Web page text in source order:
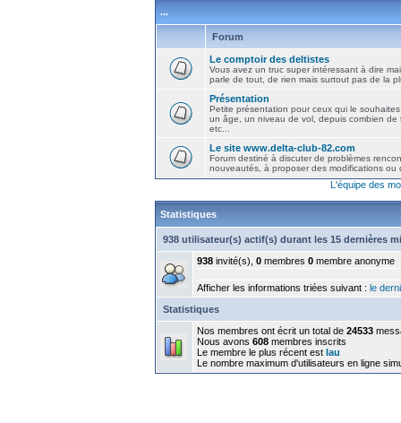
...
Forum
Le comptoir des deltistes
Vous avez un truc super intéressant à dire
parle de tout, de rien mais surtout pas de la
Présentation
Petite présentation pour ceux qui le
un âge, un niveau de vol, depuis combien de
etc...
Le site www.delta-club-82.com
Forum destiné à discuter de problèmes
nouveautés, à proposer des modifications ou
L'équipe des
Statistiques
938 utilisateur(s) actif(s) durant les 15 dernières
938 invité(s), 0 membres 0 membre anonyme
Afficher les informations triées suivant : le
Statistiques
Nos membres ont écrit un total de 24533
Nous avons 608 membres inscrits
Le membre le plus récent est lau
Le nombre maximum d'utilisateurs en ligne